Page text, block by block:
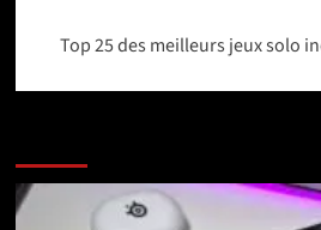
Top 25 des meilleurs jeux solo